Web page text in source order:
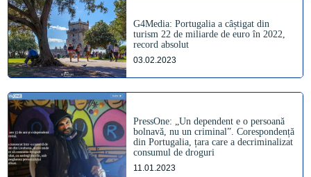
G4Media: Portugalia a câștigat din
turism 22 de miliarde de euro în 2022,
record absolut
03.02.2023
PressOne: „Un dependent e o persoană
bolnavă, nu un criminal”. Corespondență
din Portugalia, țara care a decriminalizat
consumul de droguri
11.01.2023